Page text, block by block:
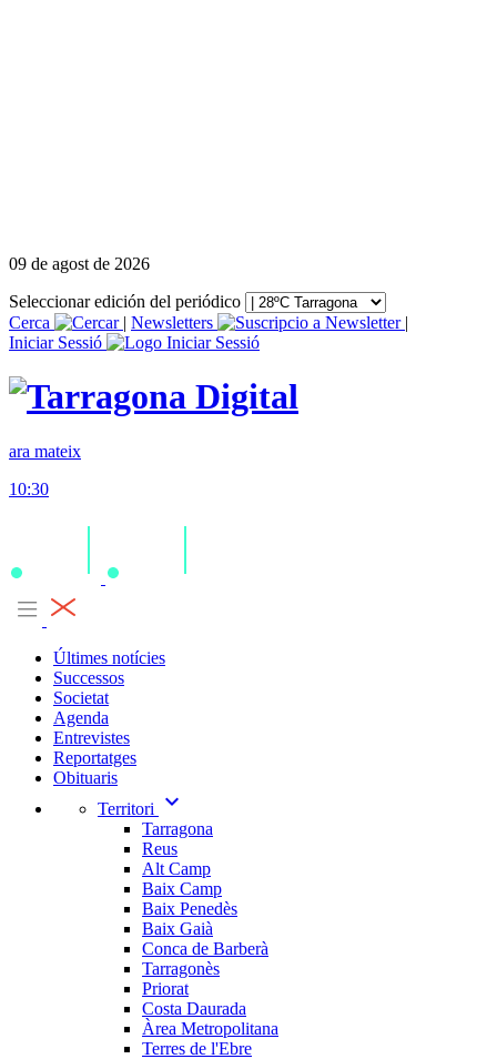
09 de agost de 2026
Seleccionar edición del periódico
Cerca
| Newsletters
|
Iniciar Sessió
ara mateix
10:30
Últimes notícies
Successos
Societat
Agenda
Entrevistes
Reportatges
Obituaris
Territori
expand_more
Tarragona
Reus
Alt Camp
Baix Camp
Baix Penedès
Baix Gaià
Conca de Barberà
Tarragonès
Priorat
Costa Daurada
Àrea Metropolitana
Terres de l'Ebre